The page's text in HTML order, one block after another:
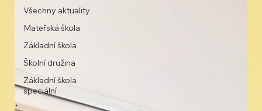
Všechny aktuality
Mateřská škola
Základní škola
Školní družina
Základní škola
speciální